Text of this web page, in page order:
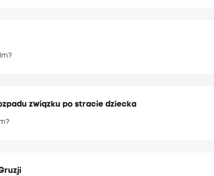
związku po stracie dziecka